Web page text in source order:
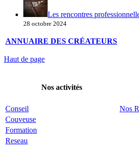
Les rencontres
28 octobre 2024
ANNUAIRE DES CRÉATEURS
Haut de page
Nos activités
Conseil Nos
Couveuse
Formation
Reseau